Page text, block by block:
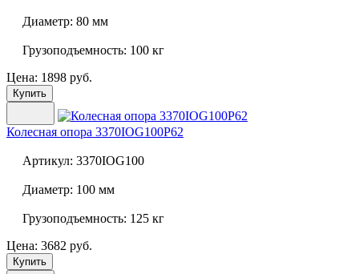
Диаметр: 80 мм
Грузоподъемность: 100 кг
Цена: 1898 руб.
Купить
Колесная опора 3370IOG100P62
Артикул: 3370IOG100
Диаметр: 100 мм
Грузоподъемность: 125 кг
Цена: 3682 руб.
Купить